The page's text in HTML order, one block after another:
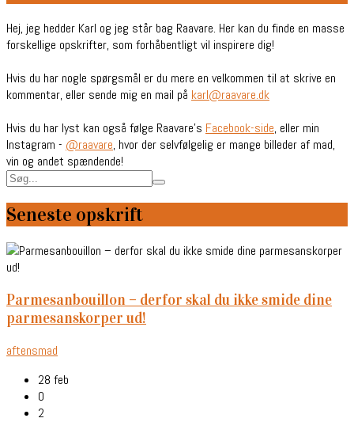
Hej, jeg hedder Karl og jeg står bag Raavare. Her kan du finde en masse
forskellige opskrifter, som forhåbentligt vil inspirere dig!
Hvis du har nogle spørgsmål er du mere en velkommen til at skrive en
kommentar, eller sende mig en mail på karl@raavare.dk
Hvis du har lyst kan også følge Raavare’s Facebook-side, eller min
Instagram - @raavare, hvor der selvfølgelig er mange billeder af mad,
vin og andet spændende!
Seneste opskrift
parmesanbouillon – derfor skal du ikke smide dine
parmesanskorper ud!
aftensmad
28 feb
0
2